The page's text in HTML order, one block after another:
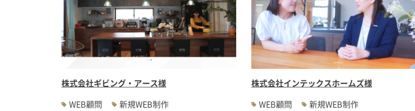
株式会社ギビング・アース様
WEB顧問
新規WEB制作
株式会社インテックスホームズ様
WEB顧問
新規WEB制作